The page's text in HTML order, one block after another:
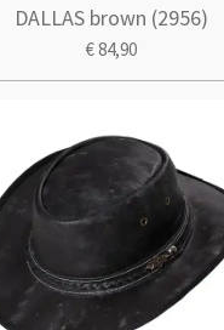
DALLAS brown (2956)
€ 84,90